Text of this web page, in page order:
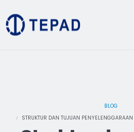
BLOG
STRUKTUR DAN TUJUAN